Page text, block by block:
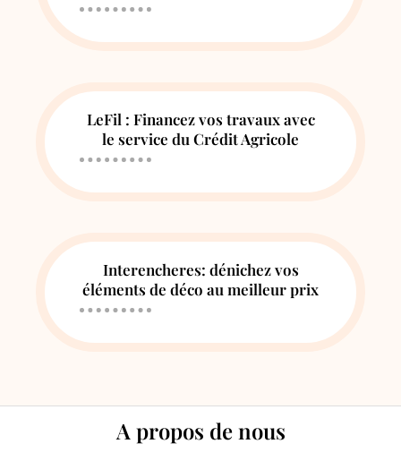
LeFil : Financez vos travaux avec
le service du Crédit Agricole
Interencheres: dénichez vos
éléments de déco au meilleur prix
A propos de nous